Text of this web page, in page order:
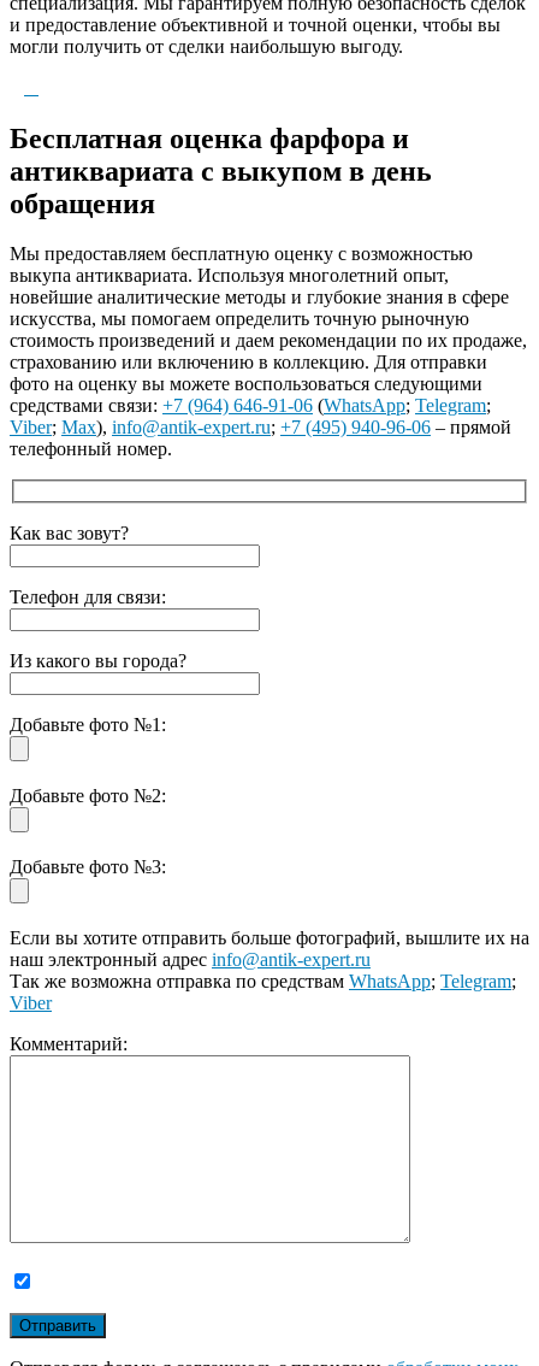
и предоставление объективной и точной оценки, чтобы вы
могли получить от сделки наибольшую выгоду.
Бесплатная оценка фарфора и
антиквариата с выкупом в день
обращения
Мы предоставляем бесплатную оценку с возможностью
выкупа антиквариата. Используя многолетний опыт,
новейшие аналитические методы и глубокие знания в сфере
искусства, мы помогаем определить точную рыночную
стоимость произведений и даем рекомендации по их продаже,
страхованию или включению в коллекцию. Для отправки
фото на оценку вы можете воспользоваться следующими
средствами связи: +7 (964) 646-91-06 (WhatsApp; Telegram;
Viber; Max), info@antik-expert.ru; +7 (495) 940-96-06 – прямой
телефонный номер.
Как вас зовут?
Телефон для связи:
Из какого вы города?
Добавьте фото №1:
Добавьте фото №2:
Добавьте фото №3:
Если вы хотите отправить больше фотографий, вышлите их на
наш электронный адрес info@antik-expert.ru
Так же возможна отправка по средствам WhatsApp; Telegram;
Viber
Комментарий: